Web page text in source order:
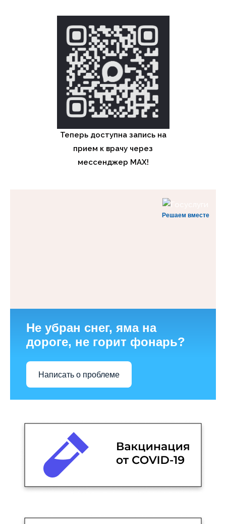
Теперь доступна запись на
прием к врачу через
мессенджер MAX!
Решаем вместе
Не убран снег, яма на
дороге, не горит фонарь?
Написать о проблеме